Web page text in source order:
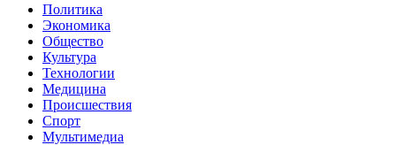
Политика
Экономика
Общество
Культура
Технологии
Медицина
Происшествия
Спорт
Мультимедиа